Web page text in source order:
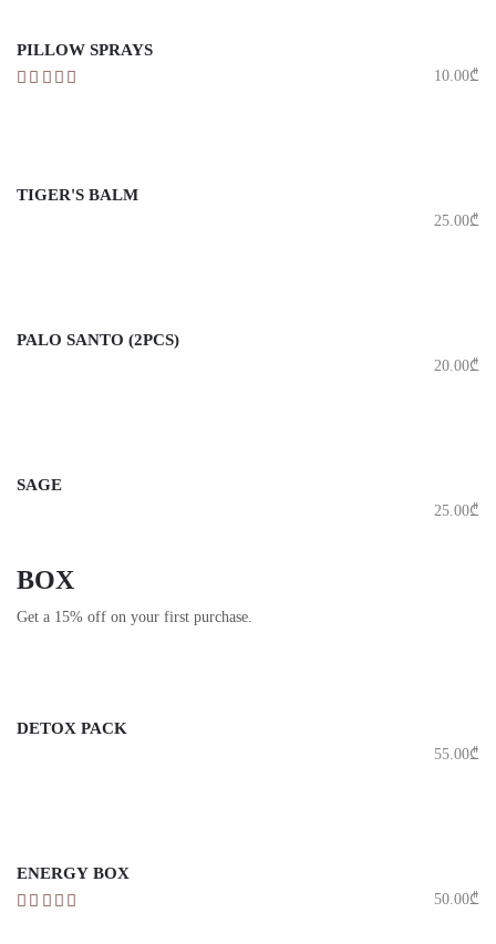
PILLOW SPRAYS
10.00₾
TIGER'S BALM
25.00₾
PALO SANTO (2PCS)
20.00₾
SAGE
25.00₾
BOX
Get a 15% off on your first purchase.
DETOX PACK
55.00₾
ENERGY BOX
50.00₾